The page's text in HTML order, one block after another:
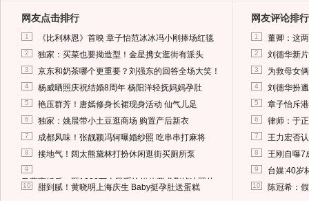
网友点击排行
1 《比利林恩》首映 章子怡范冰冰冯小刚捧场红毯
2 独家：买菜也要拗造型！金星携女逛街有派头
3 京东和奶茶哪个更重要？刘强东的回答全场大笑！
4 杨威晒照庆祝结婚8周年 杨阳洋轻抚妈妈孕肚
5 艳压群芳！唐嫣修身长裙现身活动 仙气儿足
6 独家：姚晨带小土豆逛商场 购置产后新衣
7 成都风味！张靓颖冯轲曝婚纱照 吃串串打麻将
8 接地气！阔太熊黛林打扮休闲逛街买厕所泵
9
马蓉离婚后，砸1000万人民币给媒体要求删掉这照片
10 甜到腻！黄晓明上海庆生 Baby挺孕肚送蛋糕
网友评论排行
1 董卿：这
2 刘德华新
3 为救母女
4 刘德华扮
5 章子怡斥
6 律师：于
7 王力宏否
8 王刚自曝7
9 台媒:40岁
10 陈冠希：